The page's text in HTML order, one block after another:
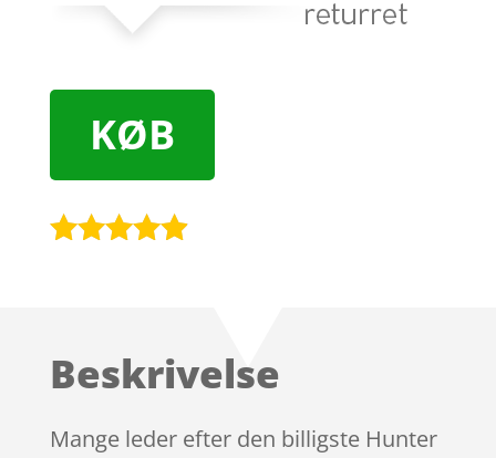
KØB
kundebedø
Beskrivelse
Mange leder efter den billigste Hunter